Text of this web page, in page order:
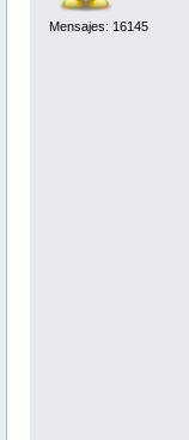
Mensajes: 16145